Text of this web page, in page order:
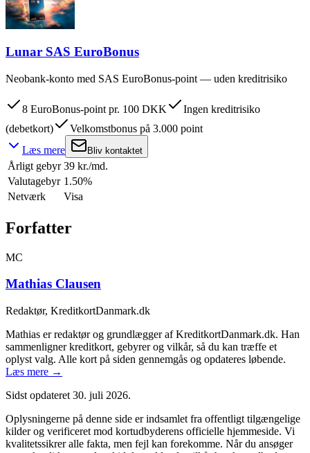
Lunar SAS EuroBonus
Neobank-konto med SAS EuroBonus-point — uden kreditrisiko
8 EuroBonus-point pr. 100 DKK
Ingen kreditrisiko
(debetkort)
Velkomstbonus på 3.000 point
Læs mere
Bliv kontaktet
Årligt gebyr 39 kr./md.
Valutagebyr 1.50%
Netværk
Visa
Forfatter
MC
Mathias Clausen
Redaktør, KreditkortDanmark.dk
Mathias er redaktør og grundlægger af KreditkortDanmark.dk. Han
sammenligner kreditkort, gebyrer og vilkår, så du kan træffe et
oplyst valg. Alle kort på siden gennemgås og opdateres løbende.
Læs mere →
Sidst opdateret 30. juli 2026.
Oplysningerne på denne side er indsamlet fra offentligt tilgængelige
kilder og verificeret mod kortudbyderens officielle hjemmeside. Vi
kvalitetssikrer alle fakta, men fejl kan forekomme. Når du ansøger